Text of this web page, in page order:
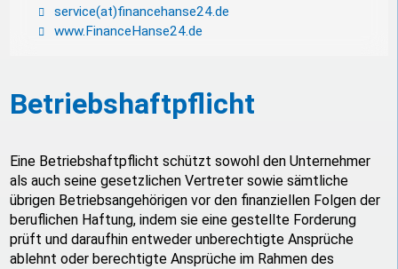
service(at)financehanse24.de
www.FinanceHanse24.de
Betriebshaftpflicht
Eine Betriebshaftpflicht schützt sowohl den Unternehmer
als auch seine gesetzlichen Vertreter sowie sämtliche
übrigen Betriebsangehörigen vor den finanziellen Folgen der
beruflichen Haftung, indem sie eine gestellte Forderung
prüft und daraufhin entweder unberechtigte Ansprüche
ablehnt oder berechtigte Ansprüche im Rahmen des